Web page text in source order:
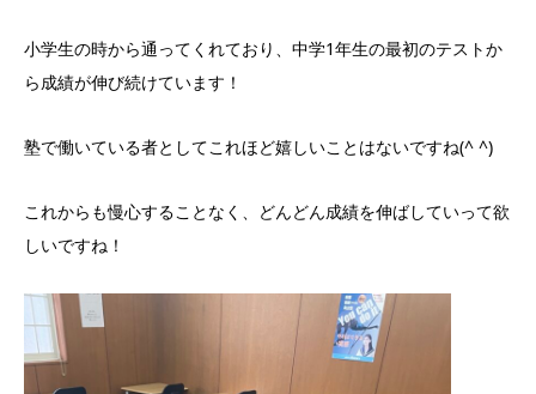
小学生の時から通ってくれており、中学1年生の最初のテストか
ら成績が伸び続けています！
塾で働いている者としてこれほど嬉しいことはないですね(^ ^)
これからも慢心することなく、どんどん成績を伸ばしていって欲
しいですね！